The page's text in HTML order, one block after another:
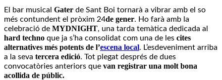
El bar musical Gater de Sant Boi tornarà a vibrar amb el so
més contundent el pròxim 24de gener. Ho farà amb la
celebració de MYDNIGHT, una tarda temàtica dedicada al
hard techno que ja s’ha consolidat com una de les cites
alternatives més potents de l’escena local. L’esdeveniment arriba
a la seva tercera edició. Tot plegat després de dues
convocatòries anteriors que van registrar una molt bona
acollida de públic.